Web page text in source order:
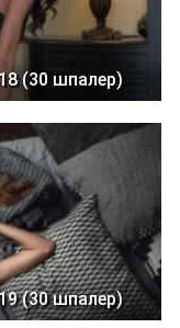
(30 шпалер)
(30 шпалер)